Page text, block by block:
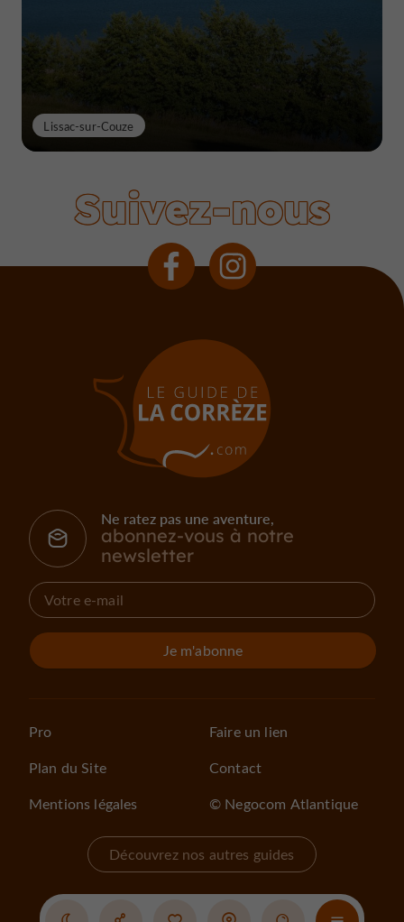
Lissac-sur-Couze
Suivez-nous
Ne ratez pas une aventure,
abonnez-vous à notre
newsletter
Je m'abonne
Pro
Plan du Site
Mentions légales
Faire un lien
Contact
© Negocom Atlantique
Découvrez nos autres guides